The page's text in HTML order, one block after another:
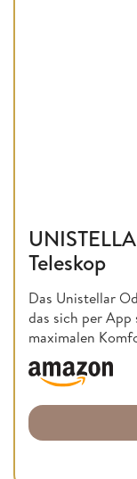
Teleskop
Das Unistellar
das sich per
maximalen